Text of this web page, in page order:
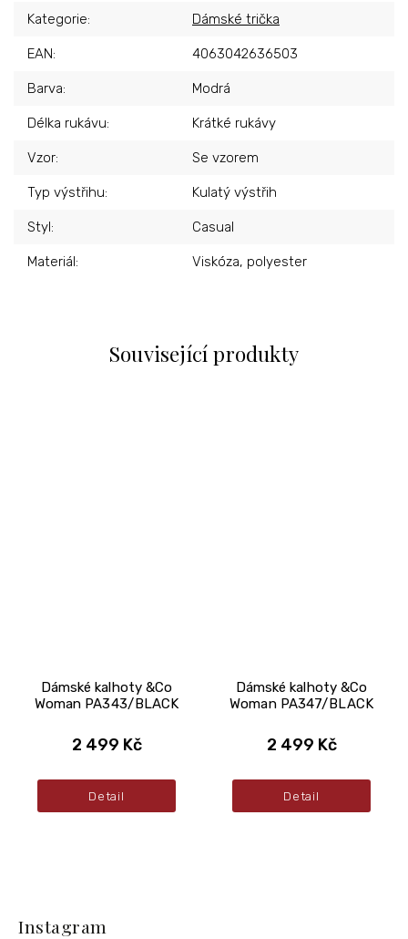
Související produkty
Dámské kalhoty &Co
Woman PA343/BLACK
2 499 Kč
Detail
Dámské kalhoty &Co
Woman PA347/BLACK
2 499 Kč
Detail
Kategorie: Dámské trička
EAN: 4063042636503
Barva: Modrá
Délka rukávu: Krátké rukávy
Vzor: Se vzorem
Typ výstřihu: Kulatý výstřih
Styl: Casual
Materiál: Viskóza, polyester
Instagram